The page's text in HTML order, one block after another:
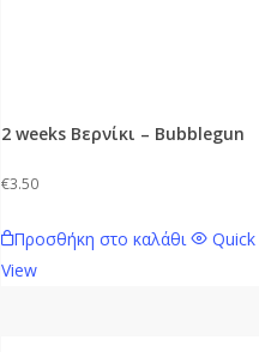
2 weeks Βερνίκι – Bubblegun
€3.50
Προσθήκη στο καλάθι
Quick
View